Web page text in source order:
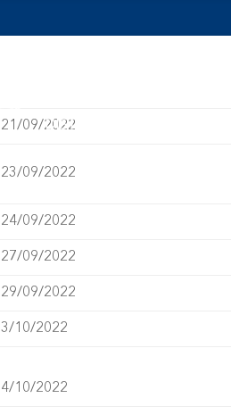
21/09/2022
23/09/2022
24/09/2022
27/09/2022
29/09/2022
3/10/2022
4/10/2022